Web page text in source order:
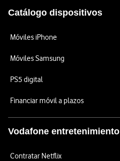
Catálogo dispositivos
Móviles iPhone
Móviles Samsung
PS5 digital
Financiar móvil a plazos
Vodafone entretenimiento
Contratar Netflix